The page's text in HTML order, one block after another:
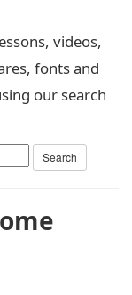
videos,
fonts and
our search